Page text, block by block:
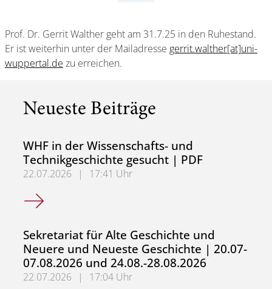
Prof. Dr. Gerrit Walther geht am 31.7.25 in den Ruhestand.
Er ist weiterhin unter der Mailadresse gerrit.walther[at]uni-
wuppertal.de zu erreichen.
Neueste Beiträge
WHF in der Wissenschafts- und
Technikgeschichte gesucht | PDF
22.07.2026 |
17:41 Uhr
WHF in der Wissenschafts- und Technikgeschichte
Sekretariat für Alte Geschichte und
Neuere und Neueste Geschichte | 20.07-
07.08.2026 und 24.08.-28.08.2026
22.07.2026 |
17:04 Uhr